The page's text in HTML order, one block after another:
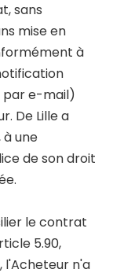
sans
mise en
à
par e-mail)
De Lille a
une
de son droit
le contrat
5.90,
l'Acheteur n'a